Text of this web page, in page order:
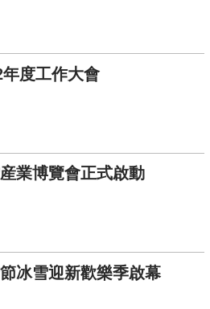
度工作大會
業博覽會正式啟動
冰雪迎新歡樂季啟幕